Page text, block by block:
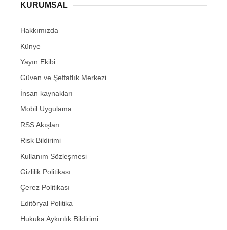
KURUMSAL
Hakkımızda
Künye
Yayın Ekibi
Güven ve Şeffaflık Merkezi
İnsan kaynakları
Mobil Uygulama
RSS Akışları
Risk Bildirimi
Kullanım Sözleşmesi
Gizlilik Politikası
Çerez Politikası
Editöryal Politika
Hukuka Aykırılık Bildirimi